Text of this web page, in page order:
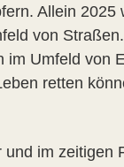
Allein 2025
von
Umfeld von
retten
im zeitigen